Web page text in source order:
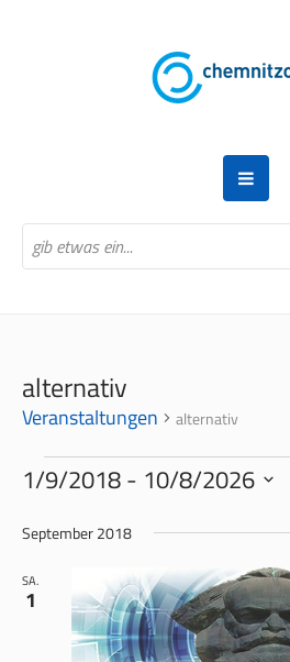
alternativ
Veranstaltungen alternativ
VERANSTALTUNGEN
1/9/2018 - 10/8/2026
wählen.
September 2018
SA.
1